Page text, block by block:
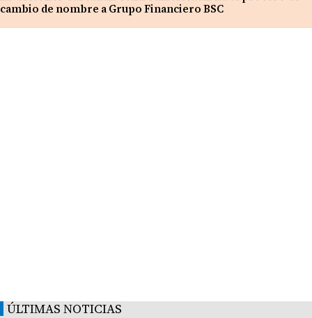
cambio de nombre a Grupo Financiero BSC
ÚLTIMAS NOTICIAS